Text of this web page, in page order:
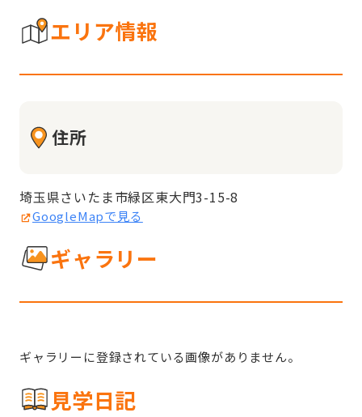
エリア情報
住所
埼玉県さいたま市緑区東大門3-15-8
GoogleMapで見る
ギャラリー
ギャラリーに登録されている画像がありません。
見学日記